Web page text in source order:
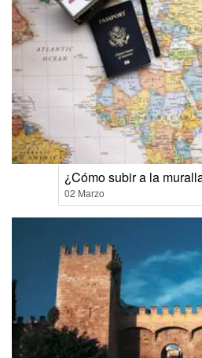
¿Cómo subir a la
02 Marzo